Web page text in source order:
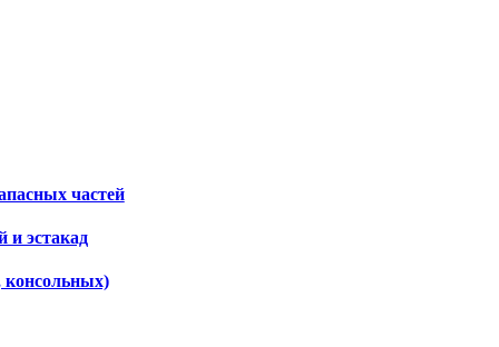
частей
и эстакад
консольных)